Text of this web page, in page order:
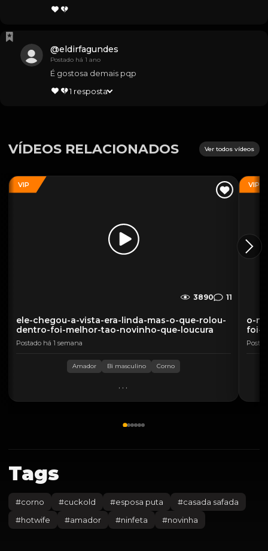
@eldirfagundes
Postado há 1 ano
É gostosa demais pqp
1 resposta
VÍDEOS RELACIONADOS Ver todos vídeos
VIP
3890 11
ele-chegou-a-vista-era-linda-mas-o-que-rolou-
dentro-foi-melhor-tao-novinho-que-loucura
Postado há 1 semana
Amador Bi masculino Corno
...
VIP
o-
foi-
Tags
#corno #cuckold #esposa puta #casada safada
#hotwife #amador #ninfeta #novinha